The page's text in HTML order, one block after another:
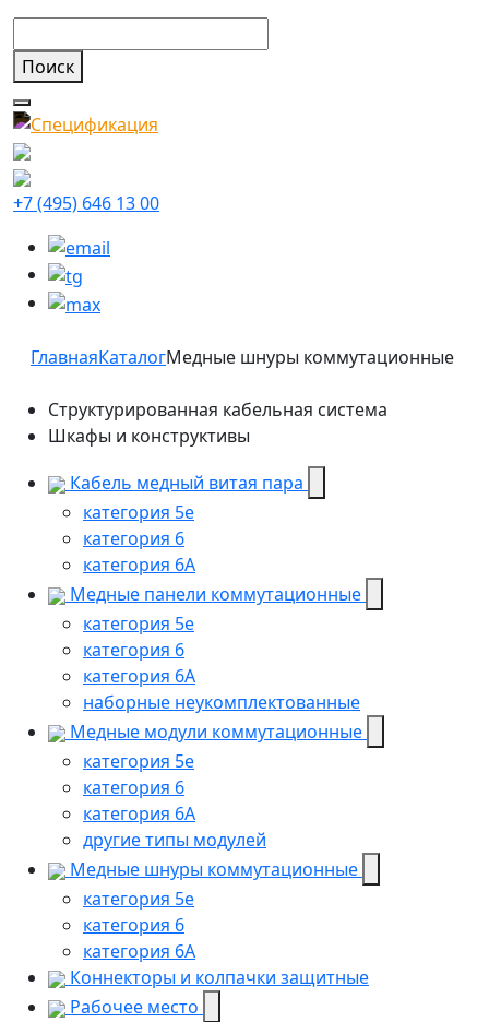
+7 (495) 646 13 00
ГлавнаяКаталогМедные шнуры коммутационные
Структурированная кабельная система
Шкафы и конструктивы
Кабель медный витая пара
категория 5e
категория 6
категория 6А
Медные панели коммутационные
категория 5е
категория 6
категория 6A
наборные неукомплектованные
Медные модули коммутационные
категория 5е
категория 6
категория 6A
другие типы модулей
Медные шнуры коммутационные
категория 5e
категория 6
категория 6A
Коннекторы и колпачки защитные
Рабочее место